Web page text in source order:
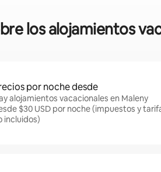
los alojamientos
por noche desde
alojamientos vacacionales en Maleny
$30 USD por noche (impuestos y
incluidos)